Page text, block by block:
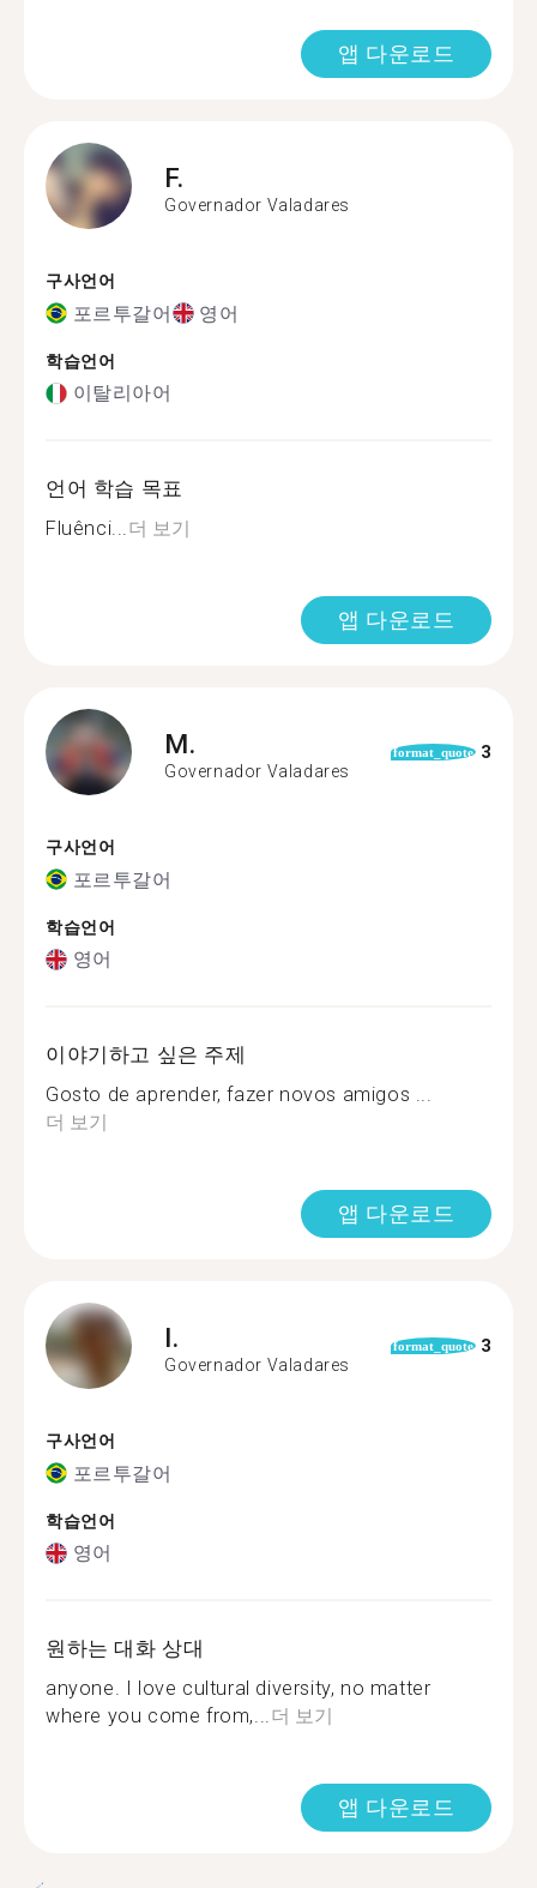
앱 다운로드
F.
Governador Valadares
구사언어
포르투갈어 영어
학습언어
이탈리아어
언어 학습 목표
Fluênci...더 보기
앱 다운로드
M.
Governador Valadares
format_quote 3
구사언어
포르투갈어
학습언어
영어
이야기하고 싶은 주제
Gosto de aprender, fazer novos amigos ...
더 보기
앱 다운로드
I.
Governador Valadares
format_quote 3
구사언어
포르투갈어
학습언어
영어
원하는 대화 상대
anyone. I love cultural diversity, no matter
where you come from,...더 보기
앱 다운로드